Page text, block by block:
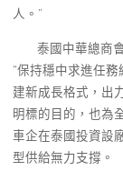
人。”
泰國中華總商
“保持穩中求進任
建新成長格式，出
明標的目的，也為
車企在泰國投資設
型供給無力支撐。